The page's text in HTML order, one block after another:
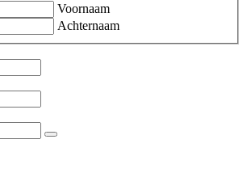
Voornaam
Achternaam